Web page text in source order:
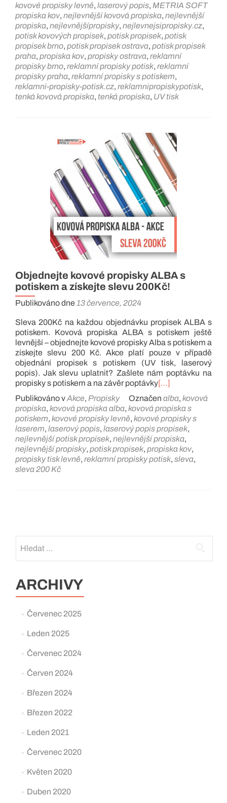
kovové propisky levně, laserový popis, METRIA SOFT
propiska kov, nejlevnější kovová propiska, nejlevnější
propiska, nejlevnějšípropisky, nejlevnejsipropisky.cz,
potisk kovových propisek, potisk propisek, potisk
propisek brno, potisk propisek ostrava, potisk propisek
praha, propiska kov, propisky ostrava, reklamní
propisky brno, reklamní propisky potisk, reklamní
propisky praha, reklamní propisky s potiskem,
reklamni-propisky-potisk.cz, reklamnipropiskypotisk,
tenká kovová propiska, tenká propiska, UV tisk
Objednejte kovové propisky ALBA s
potiskem a získejte slevu 200Kč!
Publikováno dne 13 července, 2024
Sleva 200Kč na každou objednávku propisek ALBA s
potiskem. Kovová propiska ALBA s potiskem ještě
levnější – objednejte kovové propisky Alba s potiskem a
získejte slevu 200 Kč. Akce platí pouze v případě
objednání propisek s potiskem (UV tisk, laserový
popis). Jak slevu uplatnit? Zašlete nám poptávku na
propisky s potiskem a na závěr poptávky[…]
Publikováno vAkce, Propisky Označen alba, kovová
propiska, kovová propiska alba, kovová propiska s
potiskem, kovové propisky levně, kovové propisky s
laserem, laserový popis, laserový popis propisek,
nejlevnější potisk propisek, nejlevnější propiska,
nejlevnější propisky, potisk propisek, propiska kov,
propisky tisk levně, reklamní propisky potisk, sleva,
sleva 200 Kč
ARCHIVY
Červenec 2025
Leden 2025
Červenec 2024
Červen 2024
Březen 2024
Březen 2022
Leden 2021
Červenec 2020
Květen 2020
Duben 2020